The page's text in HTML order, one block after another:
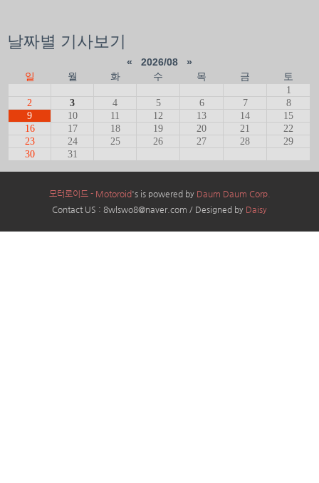
날짜별 기사보기
« 2026/08
»
일
월 화 수 목 금
토
1
2
3 4 5 6 7
8
9
10 11 12 13 14
15
16
17 18 19 20 21
22
23
24 25 26 27 28
29
30
31
모터로이드 - Motoroid's is powered by Daum Daum Corp.
Contact US : 8wlswo8@naver.com / Designed by Daisy